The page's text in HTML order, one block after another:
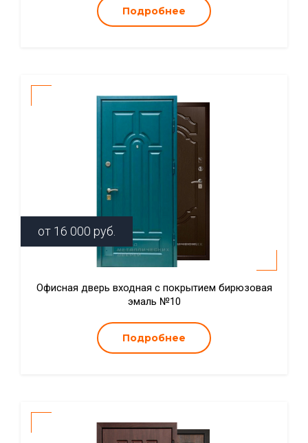
Подробнее
от 16 000 руб.
Офисная дверь входная с покрытием бирюзовая
эмаль №10
Подробнее